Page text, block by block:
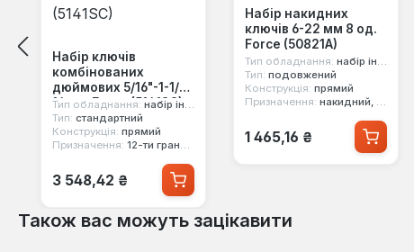
Набір ключів
комбінованих
дюймових 5/16"-1-1/4"
14 од. Force (5141SC)
Тип обладнання: набір інструментів
Тип: стандартний
Конструкція: прямий
Призначення: 12-ти гранний, комбінований, двосторонній
Звичайна ціна:
3 548,42 ₴
Набір накидних
ключів 6-22 мм 8 од.
Force (50821A)
Тип обладнання: набір інструментів
Тип: подовжений
Конструкція: прямий
Призначення: накидний, 12-ти гранний, двосторонній
Звичайна ціна:
1 465,16 ₴
Також вас можуть зацікавити